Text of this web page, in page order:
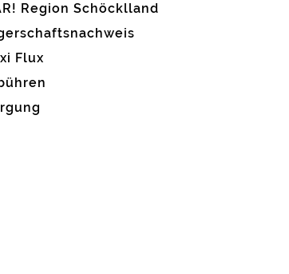
Region Schöcklland
Flux